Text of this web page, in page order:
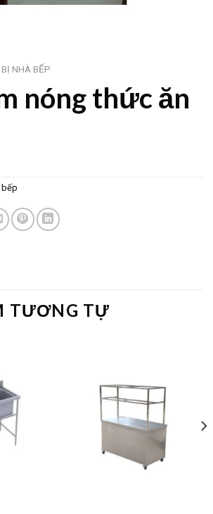
NHÀ BẾP
nóng thức ăn
bếp
TƯƠNG TỰ